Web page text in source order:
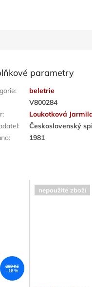
parametry
:
beletrie
V800284
:
Loukotková
:
Československý
: 1981
299 Kč
–16 %
nepoužité zboží